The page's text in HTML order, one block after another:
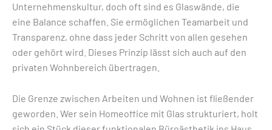
Unternehmenskultur, doch oft sind es Glaswände, die
eine Balance schaffen. Sie ermöglichen Teamarbeit und
Transparenz, ohne dass jeder Schritt von allen gesehen
oder gehört wird. Dieses Prinzip lässt sich auch auf den
privaten Wohnbereich übertragen.
Die Grenze zwischen Arbeiten und Wohnen ist fließender
geworden. Wer sein Homeoffice mit Glas strukturiert, holt